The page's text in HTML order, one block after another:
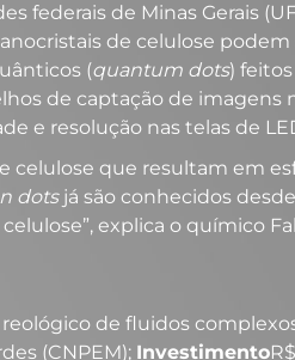
federais de Minas Gerais
de celulose
(quantum dots)
de captação de
e resolução nas telas de
celulose que resultam em
dotsjá são conhecidos
explica o químico
de fluidos
(CNPEM); Investimento